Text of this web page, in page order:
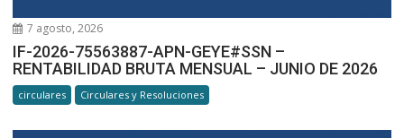
7 agosto, 2026
IF-2026-75563887-APN-GEYE#SSN –
RENTABILIDAD BRUTA MENSUAL – JUNIO DE 2026
circulares Circulares y Resoluciones